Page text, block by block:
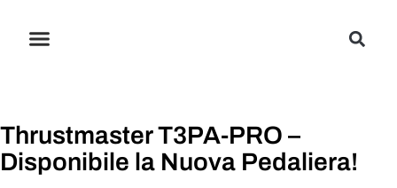
Thrustmaster T3PA-PRO –
Disponibile la Nuova Pedaliera!